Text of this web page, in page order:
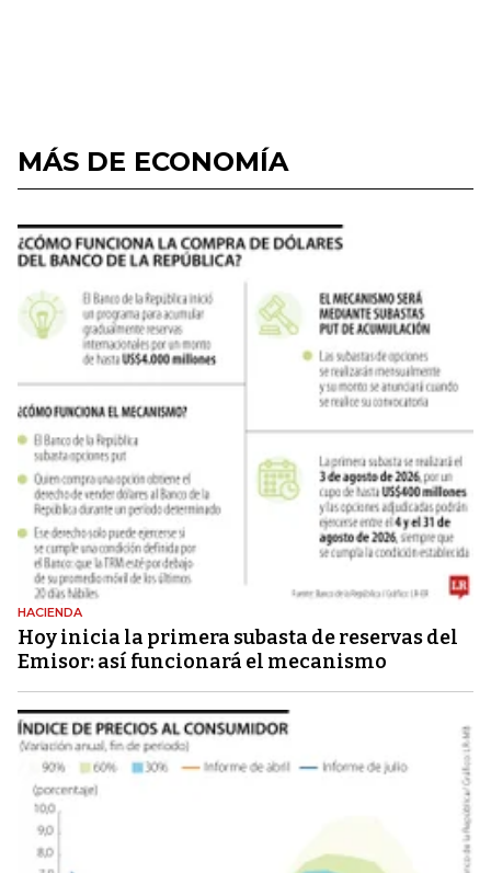
MÁS DE ECONOMÍA
HACIENDA
Hoy inicia la primera subasta de reservas del
Emisor: así funcionará el mecanismo